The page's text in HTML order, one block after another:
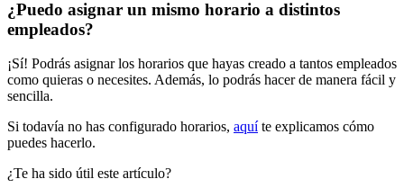
¿Puedo asignar un mismo horario a distintos
empleados?
¡Sí! Podrás asignar los horarios que hayas creado a tantos empleados
como quieras o necesites. Además, lo podrás hacer de manera fácil y
sencilla.
Si todavía no has configurado horarios, aquí te explicamos cómo
puedes hacerlo.
¿Te ha sido útil este artículo?